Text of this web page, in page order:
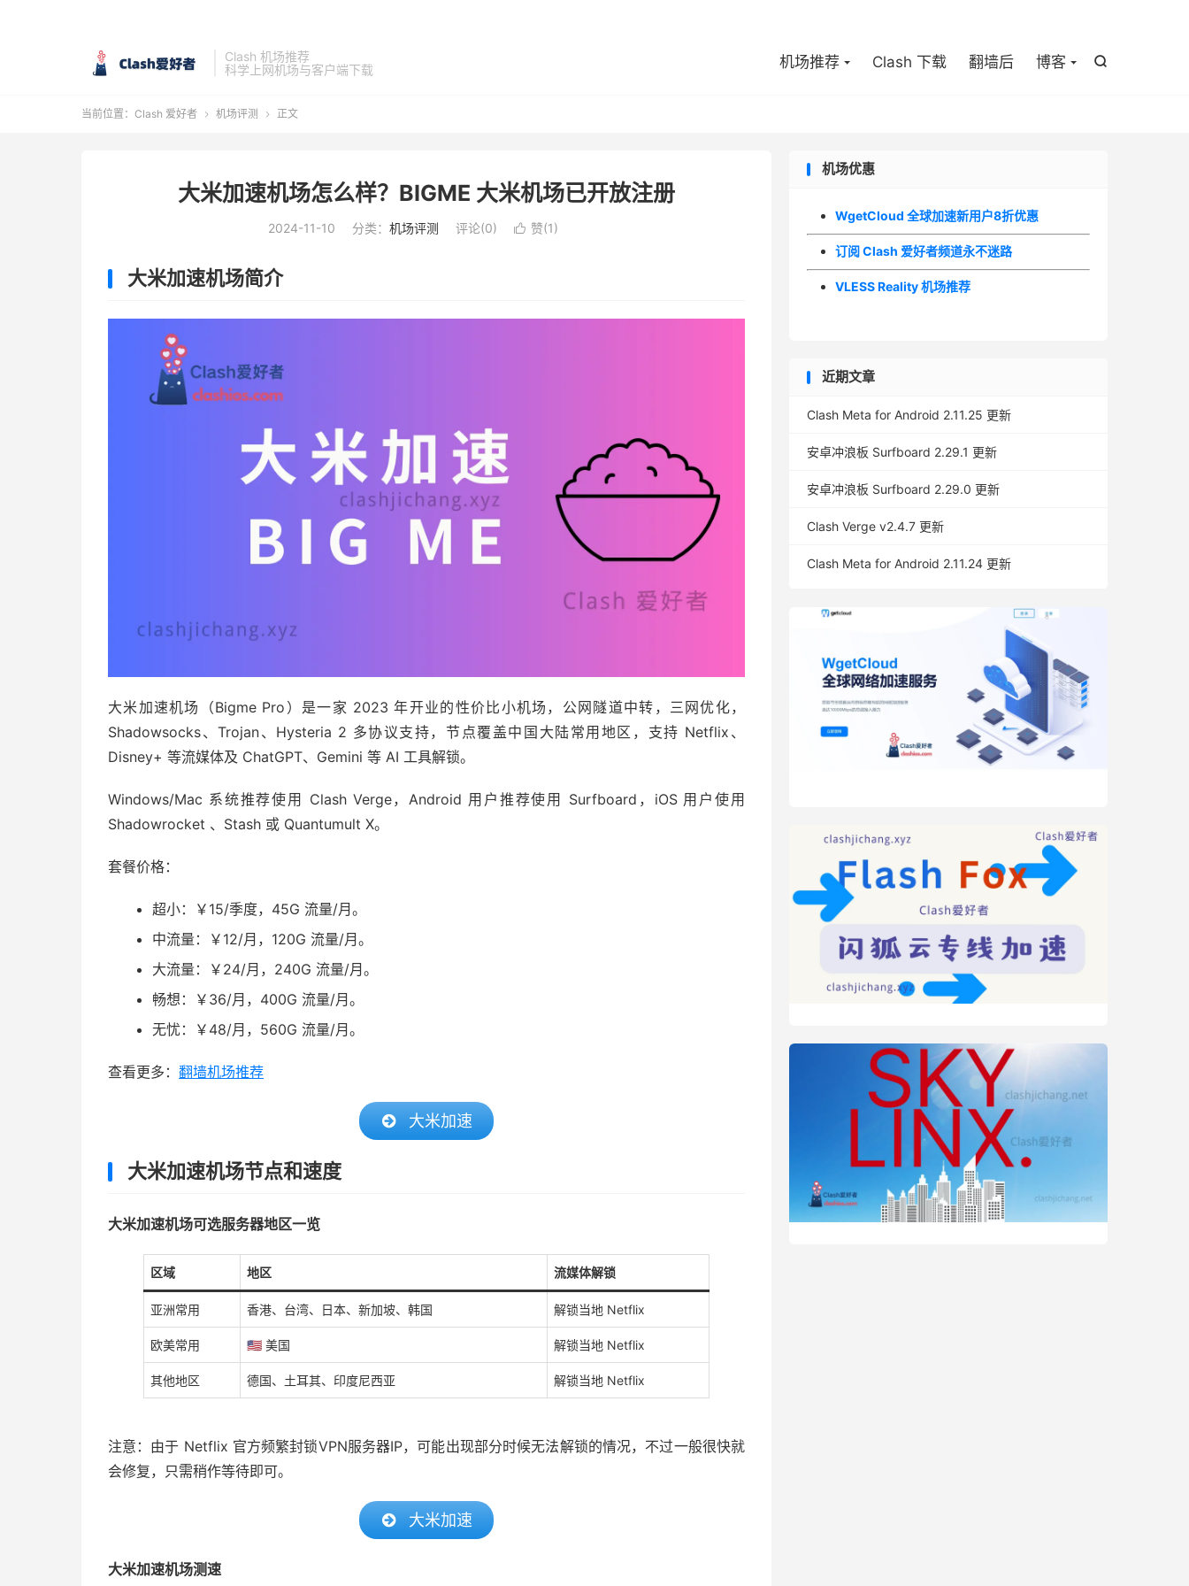
Clash 机场推荐
科学上网机场与客户端下载

机场推荐 Clash 下载 翻墙后 博客
当前位置： Clash 爱好者  机场评测  正文
大米加速机场怎么样？BIGME 大米机场已开放注册
2024-11-10 分类： 机场评测 评论(0)  赞(1)
大米加速机场简介
大米加速机场（Bigme Pro）是一家 2023 年开业的性价比小机场，公网隧道中转，三网优化，
Shadowsocks、Trojan、Hysteria 2 多协议支持，节点覆盖中国大陆常用地区，支持 Netflix、
Disney+ 等流媒体及 ChatGPT、Gemini 等 AI 工具解锁。
Windows/Mac 系统推荐使用 Clash Verge，Android 用户推荐使用 Surfboard，iOS 用户使用
Shadowrocket 、Stash 或 Quantumult X。
套餐价格：
超小：￥15/季度，45G 流量/月。
中流量：￥12/月，120G 流量/月。
大流量：￥24/月，240G 流量/月。
畅想：￥36/月，400G 流量/月。
无忧：￥48/月，560G 流量/月。
查看更多： 翻墙机场推荐
大米加速
大米加速机场节点和速度
大米加速机场可选服务器地区一览
区域 地区 流媒体解锁
亚洲常用 香港、台湾、日本、新加坡、韩国 解锁当地 Netflix
欧美常用 🇺🇸 美国 解锁当地 Netflix
其他地区 德国、土耳其、印度尼西亚 解锁当地 Netflix
注意：由于 Netflix 官方频繁封锁VPN服务器IP，可能出现部分时候无法解锁的情况，不过一般很快就
会修复，只需稍作等待即可。
大米加速
大米加速机场测速
机场优惠
WgetCloud 全球加速新用户8折优惠
订阅 Clash 爱好者频道永不迷路
VLESS Reality 机场推荐
近期文章
Clash Meta for Android 2.11.25 更新
安卓冲浪板 Surfboard 2.29.1 更新
安卓冲浪板 Surfboard 2.29.0 更新
Clash Verge v2.4.7 更新
Clash Meta for Android 2.11.24 更新